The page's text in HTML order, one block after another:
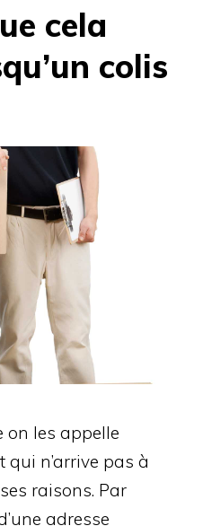
cela
colis
on les appelle
qui n’arrive pas à
raisons. Par
adresse